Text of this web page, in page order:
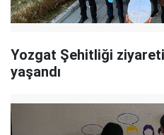
Yozgat Şehitliği
yaşandı